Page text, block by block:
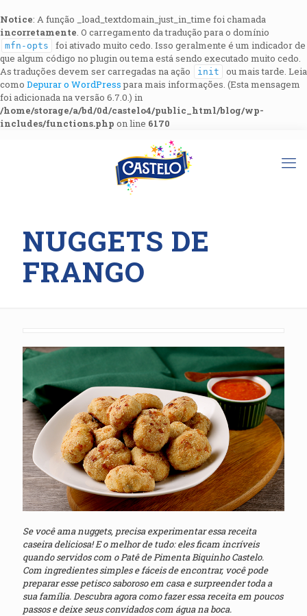
Notice: A função _load_textdomain_just_in_time foi chamada
incorretamente. O carregamento da tradução para o domínio
mfn-opts
foi ativado muito cedo. Isso geralmente é um indicador de
que algum código no plugin ou tema está sendo executado muito cedo.
As traduções devem ser carregadas na ação
init
ou mais tarde. Leia
como Depurar o WordPresspara mais informações. (Esta mensagem
foi adicionada na versão 6.7.0.) in
/home/storage/a/bd/0d/castelo4/public_html/blog/wp-
includes/functions.php on line 6170
NUGGETS DE
FRANGO
Se você ama nuggets, precisa experimentar essa receita
caseira deliciosa! E o melhor de tudo: eles ficam incríveis
quando servidos com o Patê de Pimenta Biquinho Castelo.
Com ingredientes simples e fáceis de encontrar, você pode
preparar esse petisco saboroso em casa e surpreender toda a
sua família. Descubra agora como fazer essa receita em poucos
passos e deixe seus convidados com água na boca.